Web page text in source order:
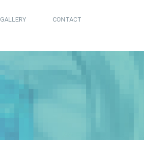
GALLERY CONTACT